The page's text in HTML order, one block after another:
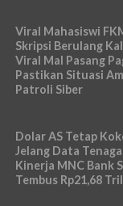
Viral Mahasiswi
Skripsi Berulang
Viral Mal Pasang
Pastikan Situasi
Patroli Siber
Dolar AS Tetap
Jelang Data
Kinerja MNC Bank
Tembus Rp21,68